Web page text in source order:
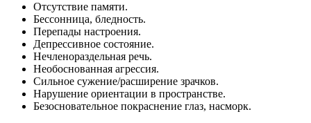
Отсутствие памяти.
Бессонница, бледность.
Перепады настроения.
Депрессивное состояние.
Нечленораздельная речь.
Необоснованная агрессия.
Сильное сужение/расширение зрачков.
Нарушение ориентации в пространстве.
Безосновательное покраснение глаз, насморк.